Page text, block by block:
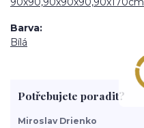
Barva
Bílá
Potřebujete poradit?
Miroslav Drienko